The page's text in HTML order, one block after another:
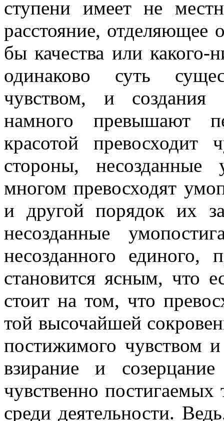
ступени имеет не
расстояние, отделяющее
бы качества или какого-
одинаково суть
чувством, и создания
намного превышают
красотой
стороны, несозданные
многом превосходят
и другой порядок их
несозданные
несозданного
становится ясным, что
стоит на том, что
той высочайшей
постижимого чувством
взирание и
чувственно
среди деятельности.